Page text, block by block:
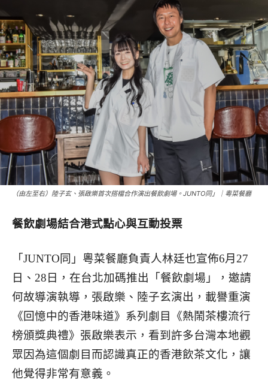
（由左至右）陸子玄、張啟樂首次搭檔合作演出餐飲劇場。JUNTO同」｜粵菜餐廳
餐飲劇場結合港式點心與互動投票
「JUNTO同」粵菜餐廳負責人林廷也宣佈6月27
日、28日，在台北加碼推出「餐飲劇場」，邀請
何故導演執導，張啟樂、陸子玄演出，載譽重演
《回憶中的香港味道》系列劇目《熱鬧茶樓流行
榜頒獎典禮》張啟樂表示，看到許多台灣本地觀
眾因為這個劇目而認識真正的香港飲茶文化，讓
他覺得非常有意義。